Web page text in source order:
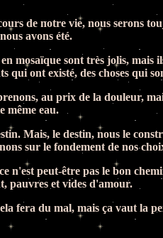
de notre vie, nous serons
avons été.
mosaïque sont très jolis, mais
qui ont existé, des choses qui
au prix de la douleur,
même eau.
Mais, le destin, nous le
sur le fondement de nos
peut-être pas le bon
pauvres et vides d'amour.
fera du mal, mais ça vaut la